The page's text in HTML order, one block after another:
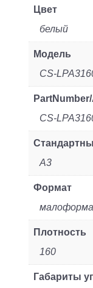
Цвет
белый
Модель
CS-
CS-
A3
Формат
Плотность
160
Габариты